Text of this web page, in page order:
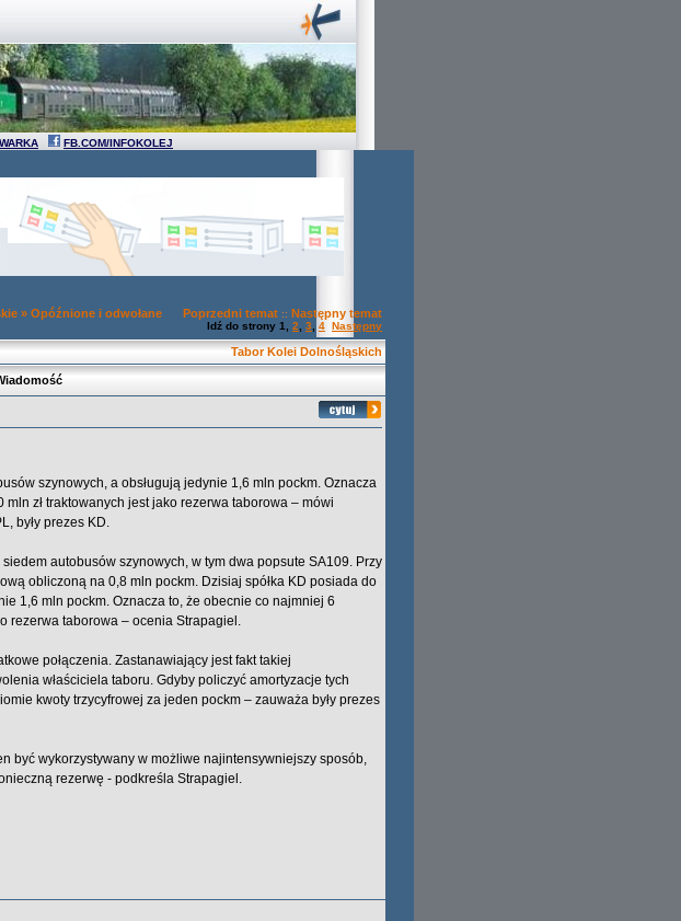
FB.COM/INFOKOLEJ
» Opóźnione i odwołane
Poprzedni temat :: Następny temat
Idź do strony 1 2 3 4 Następny
Tabor Kolei Dolnośląskich
szynowych, a obsługują jedynie 1,6 mln pockm. Oznacza
zł traktowanych jest jako rezerwa taborowa – mówi
były prezes KD.
autobusów szynowych, w tym dwa popsute SA109. Przy
obliczoną na 0,8 mln pockm. Dzisiaj spółka KD posiada do
1,6 mln pockm. Oznacza to, że obecnie co najmniej 6
rezerwa taborowa – ocenia Strapagiel.
połączenia. Zastanawiający jest fakt takiej
właściciela taboru. Gdyby policzyć amortyzacje tych
kwoty trzycyfrowej za jeden pockm – zauważa były prezes
być wykorzystywany w możliwe najintensywniejszy sposób,
rezerwę - podkreśla Strapagiel.